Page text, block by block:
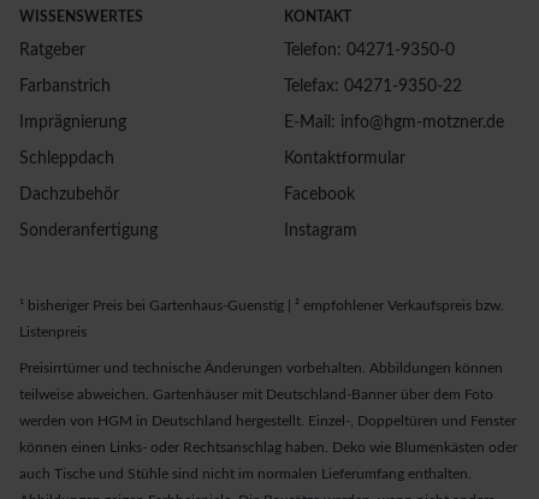
WISSENSWERTES
Ratgeber
Farbanstrich
Imprägnierung
Schleppdach
Dachzubehör
Sonderanfertigung
KONTAKT
Telefon: 04271-9350-0
Telefax: 04271-9350-22
E-Mail: info@hgm-motzner.de
Kontaktformular
Facebook
Instagram
¹ bisheriger Preis bei Gartenhaus-Guenstig | ² empfohlener Verkaufspreis bzw.
Listenpreis
Preisirrtümer und technische Änderungen vorbehalten. Abbildungen können
teilweise abweichen. Gartenhäuser mit Deutschland-Banner über dem Foto
werden von HGM in Deutschland hergestellt. Einzel-, Doppeltüren und Fenster
können einen Links- oder Rechtsanschlag haben. Deko wie Blumenkästen oder
auch Tische und Stühle sind nicht im normalen Lieferumfang enthalten.